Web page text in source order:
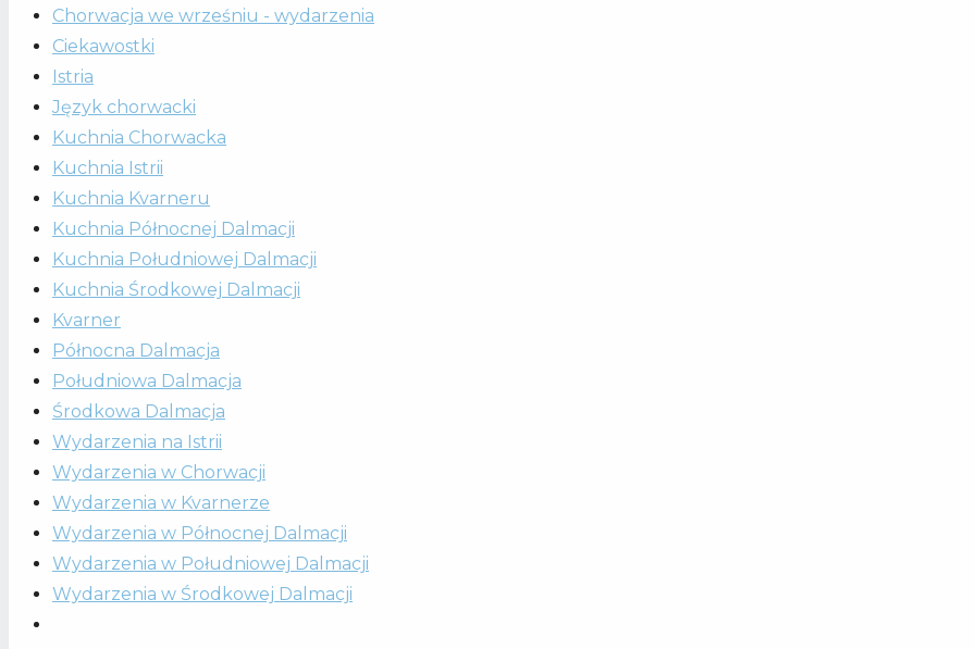
Chorwacja we wrześniu - wydarzenia
Ciekawostki
Istria
Język chorwacki
Kuchnia Chorwacka
Kuchnia Istrii
Kuchnia Kvarneru
Kuchnia Północnej Dalmacji
Kuchnia Południowej Dalmacji
Kuchnia Środkowej Dalmacji
Kvarner
Północna Dalmacja
Południowa Dalmacja
Środkowa Dalmacja
Wydarzenia na Istrii
Wydarzenia w Chorwacji
Wydarzenia w Kvarnerze
Wydarzenia w Północnej Dalmacji
Wydarzenia w Południowej Dalmacji
Wydarzenia w Środkowej Dalmacji